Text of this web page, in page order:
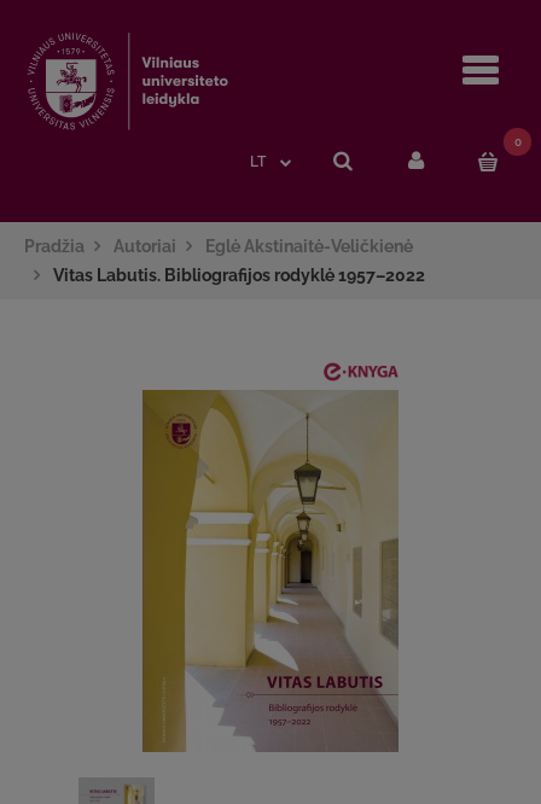
LT
0
Pradžia Autoriai
Eglė Akstinaitė-Veličkienė
Vitas Labutis. Bibliografijos rodyklė 1957–2022